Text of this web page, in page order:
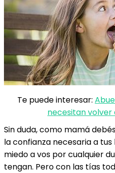
Te puede interesar:
necesitan
Sin duda, como mamá
la confianza necesaria a
miedo a vos por cualquier
tengan. Pero con las tías